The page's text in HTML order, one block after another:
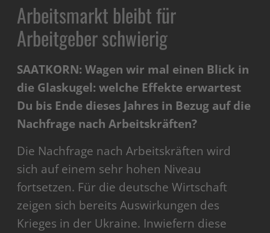
Arbeitsmarkt bleibt für
Arbeitgeber schwierig
SAATKORN: Wagen wir mal einen Blick in
die Glaskugel: welche Effekte erwartest
Du bis Ende dieses Jahres in Bezug auf die
Nachfrage nach Arbeitskräften?
Die Nachfrage nach Arbeitskräften wird
sich auf einem sehr hohen Niveau
fortsetzen. Für die deutsche Wirtschaft
zeigen sich bereits Auswirkungen des
Krieges in der Ukraine. Inwiefern diese